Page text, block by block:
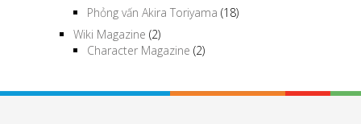
Phỏng vấn Akira Toriyama (18)
Wiki Magazine (2)
Character Magazine (2)